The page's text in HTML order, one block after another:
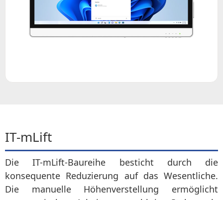
IT-mLift
Die IT-mLift-Baureihe besticht durch die
konsequente Reduzierung auf das Wesentliche.
Die manuelle Höhenverstellung ermöglicht